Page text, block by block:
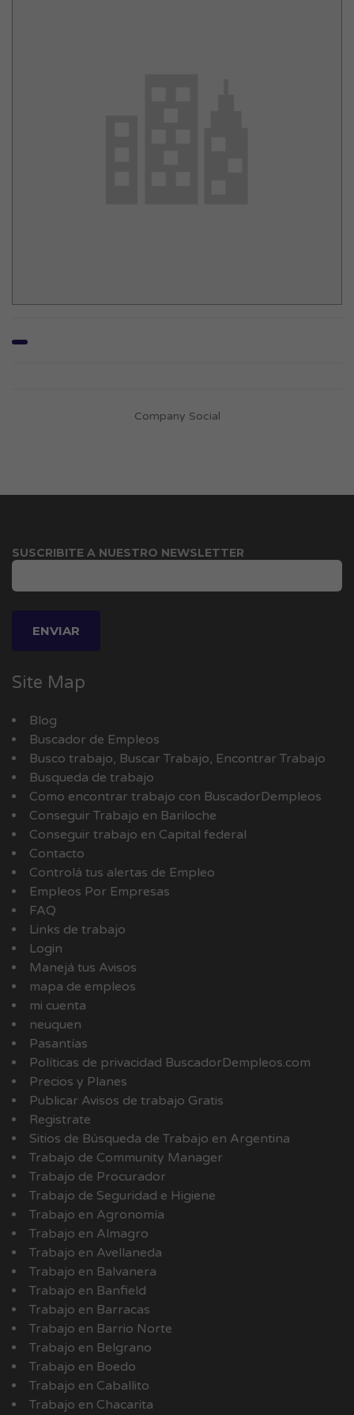
Company Social
SUSCRIBITE A NUESTRO NEWSLETTER
Site Map
Blog
Buscador de Empleos
Busco trabajo, Buscar Trabajo, Encontrar Trabajo
Busqueda de trabajo
Como encontrar trabajo con BuscadorDempleos
Conseguir Trabajo en Bariloche
Conseguir trabajo en Capital federal
Contacto
Controlá tus alertas de Empleo
Empleos Por Empresas
FAQ
Links de trabajo
Login
Manejá tus Avisos
mapa de empleos
mi cuenta
neuquen
Pasantías
Políticas de privacidad BuscadorDempleos.com
Precios y Planes
Publicar Avisos de trabajo Gratis
Registrate
Sitios de Búsqueda de Trabajo en Argentina
Trabajo de Community Manager
Trabajo de Procurador
Trabajo de Seguridad e Higiene
Trabajo en Agronomía
Trabajo en Almagro
Trabajo en Avellaneda
Trabajo en Balvanera
Trabajo en Banfield
Trabajo en Barracas
Trabajo en Barrio Norte
Trabajo en Belgrano
Trabajo en Boedo
Trabajo en Caballito
Trabajo en Chacarita